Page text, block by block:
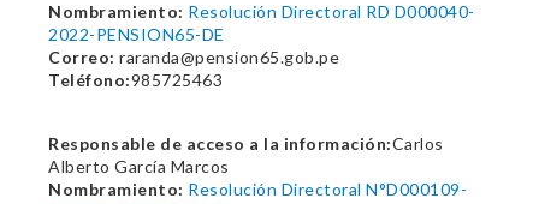
Nombramiento: Resolución Directoral RD D000040-
2022-PENSION65-DE
Correo: raranda@pension65.gob.pe
Teléfono:985725463
Responsable de acceso a la información:Carlos
Alberto García Marcos
Nombramiento: Resolución Directoral N°D000109-